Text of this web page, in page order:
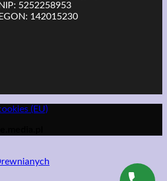
NIP: 5252258953
142015230
(EU)